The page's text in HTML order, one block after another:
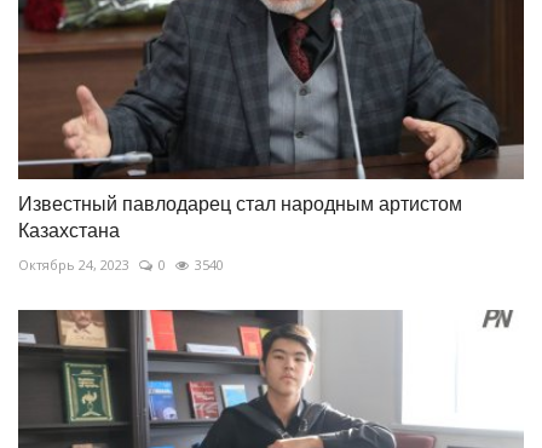
Известный павлодарец стал народным артистом
Казахстана
Октябрь 24, 2023 0 3540